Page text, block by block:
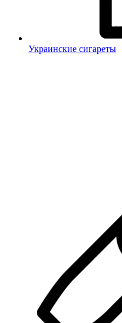
Украинские сигареты